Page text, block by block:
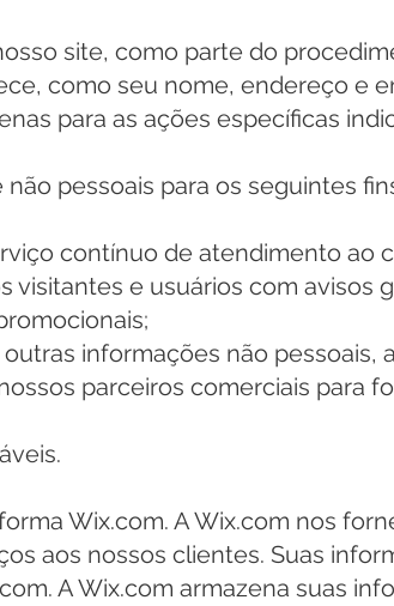
site, como parte do
como seu nome, endereço e
para as ações específicas
pessoais para os seguintes
contínuo de atendimento ao
e usuários com avisos
informações não pessoais,
parceiros comerciais para
Wix.com. A Wix.com nos
aos nossos clientes. Suas
A Wix.com armazena suas